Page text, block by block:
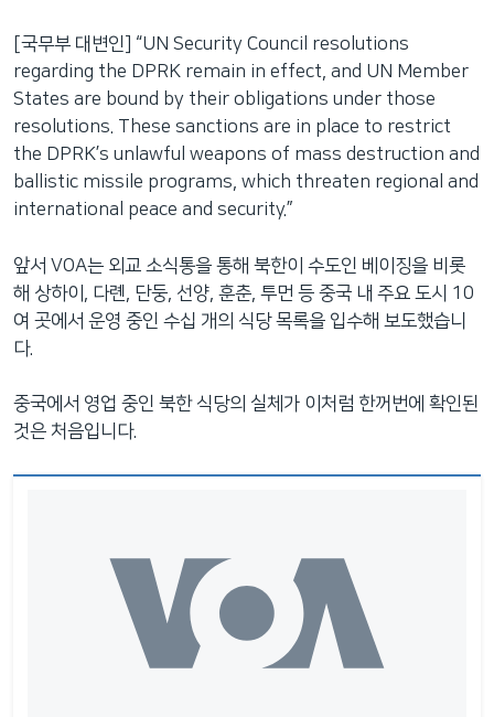
[국무부 대변인] “UN Security Council resolutions
regarding the DPRK remain in effect, and UN Member
States are bound by their obligations under those
resolutions. These sanctions are in place to restrict
the DPRK’s unlawful weapons of mass destruction and
ballistic missile programs, which threaten regional and
international peace and security.”
앞서 VOA는 외교 소식통을 통해 북한이 수도인 베이징을 비롯
해 상하이, 다롄, 단둥, 선양, 훈춘, 투먼 등 중국 내 주요 도시 10
여 곳에서 운영 중인 수십 개의 식당 목록을 입수해 보도했습니
다.
중국에서 영업 중인 북한 식당의 실체가 이처럼 한꺼번에 확인된
것은 처음입니다.